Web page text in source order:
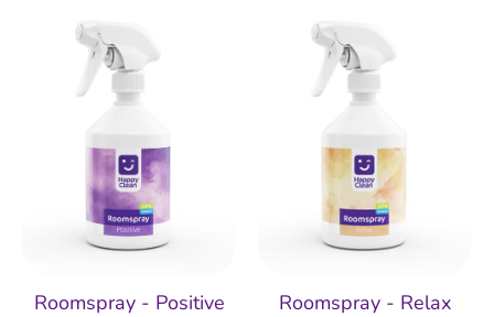
Roomspray - Positive Roomspray - Relax